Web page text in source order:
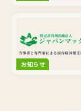
お知らせ